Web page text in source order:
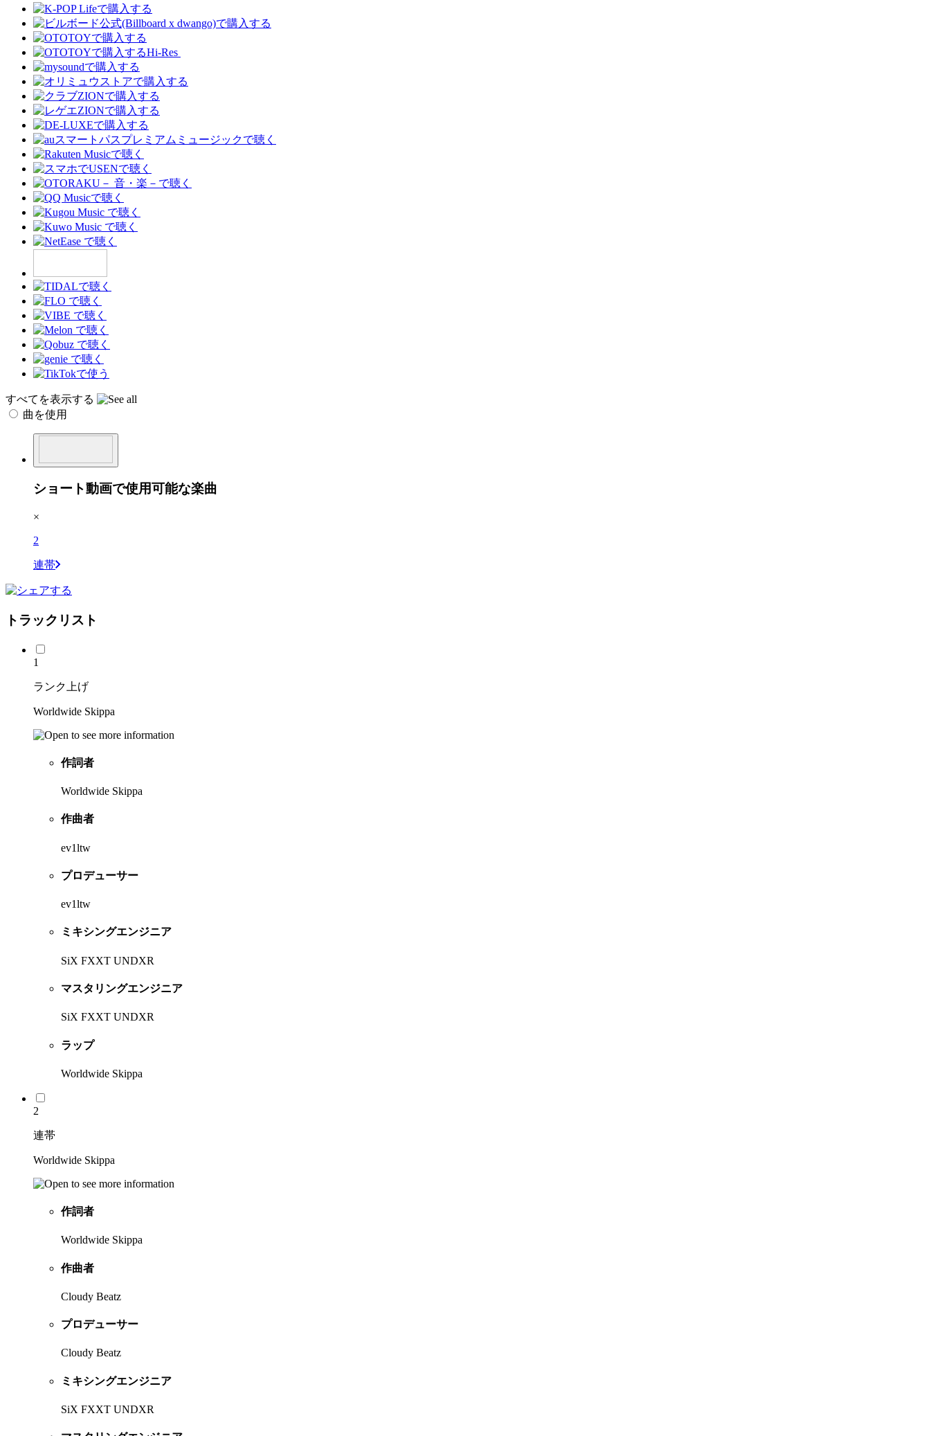
Hi-Res
すべてを表示する
曲を使用
ショート動画で使用可能な楽曲
×
2
連帯
トラックリスト
1
ランク上げ
Worldwide Skippa
作詞者
Worldwide Skippa
作曲者
ev1ltw
プロデューサー
ev1ltw
ミキシングエンジニア
SiX FXXT UNDXR
マスタリングエンジニア
SiX FXXT UNDXR
ラップ
Worldwide Skippa
2
連帯
Worldwide Skippa
作詞者
Worldwide Skippa
作曲者
Cloudy Beatz
プロデューサー
Cloudy Beatz
ミキシングエンジニア
SiX FXXT UNDXR